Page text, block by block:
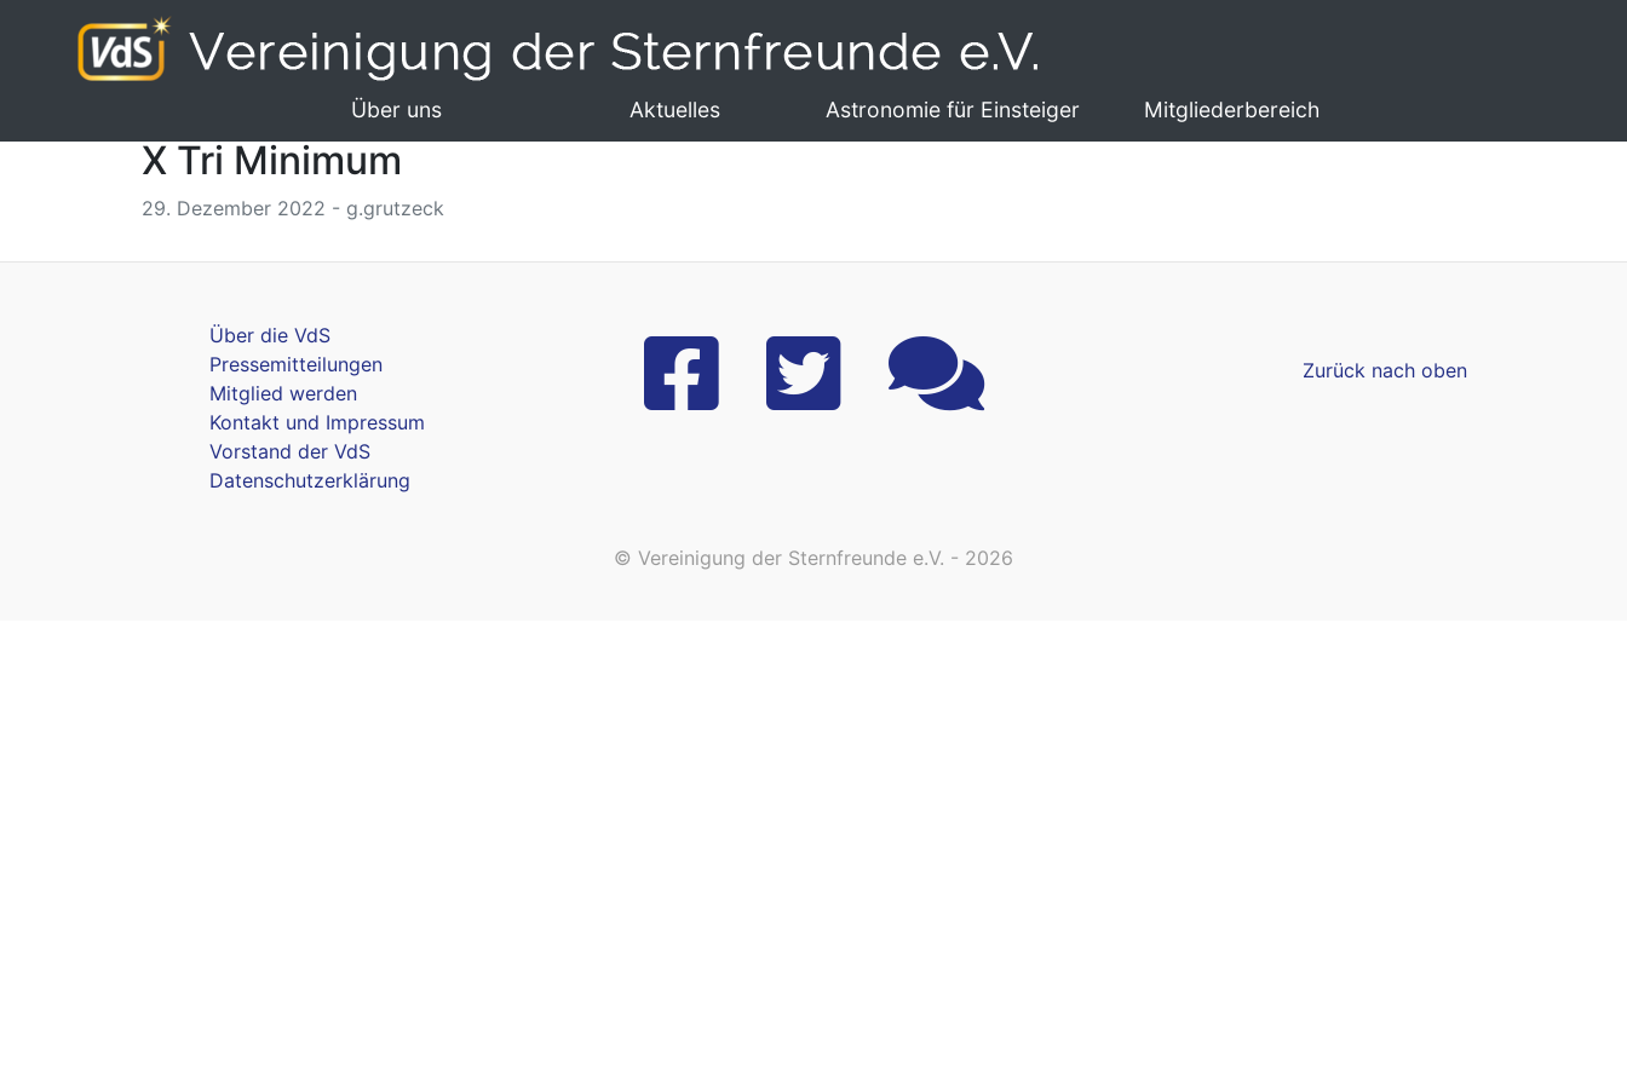
Über uns Aktuelles Astronomie für Einsteiger Mitgliederbereich
X Tri Minimum
29. Dezember 2022 - g.grutzeck
Über die VdS
Pressemitteilungen
Mitglied werden
Kontakt und Impressum
Vorstand der VdS
Datenschutzerklärung
Zurück nach oben
© Vereinigung der Sternfreunde e.V. - 2026